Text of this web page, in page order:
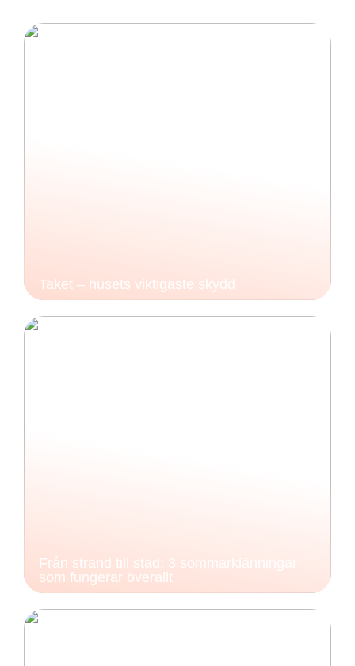
Taket – husets viktigaste skydd
Från strand till stad: 3 sommarklänningar
som fungerar överallt